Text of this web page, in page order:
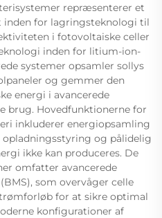
repræsenterer et
inden for lagringsteknologi til
i fotovoltaiske celler
inden for litium-ion-
systemer opsamler sollys
og gemmer den
energi i avancerede
brug. Hovedfunktionerne for
inkluderer energiopsamling
og pålidelig
ikke kan produceres. De
omfatter avancerede
som overvåger celle
for at sikre optimal
konfigurationer af